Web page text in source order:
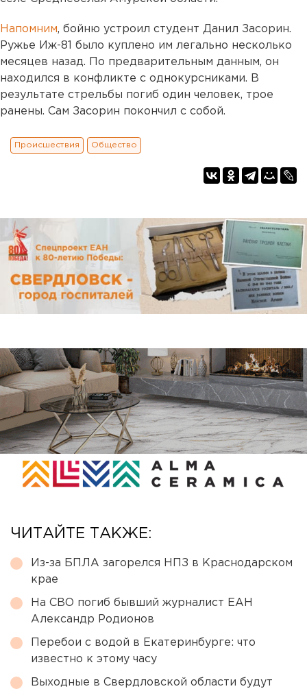
Напомним, бойню устроил студент Данил Засорин.
Ружье Иж-81 было куплено им легально несколько
месяцев назад. По предварительным данным, он
находился в конфликте с однокурсниками. В
результате стрельбы погиб один человек, трое
ранены. Сам Засорин покончил с собой.
Происшествия Общество
ЧИТАЙТЕ ТАКЖЕ:
Из-за БПЛА загорелся НПЗ в Краснодарском
крае
На СВО погиб бывший журналист ЕАН
Александр Родионов
Перебои с водой в Екатеринбурге: что
известно к этому часу
Выходные в Свердловской области будут